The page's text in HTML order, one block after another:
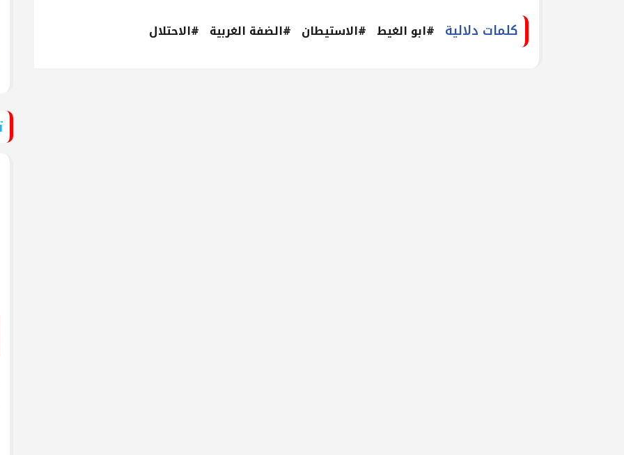
كلمات دلالية #ابو الغيط #الاستيطان #الضفة الغربية #الاحتلال